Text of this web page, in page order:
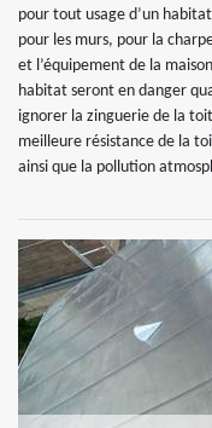
pour tout usage d’un
pour les murs, pour la
et l’équipement de la
habitat seront en danger
ignorer la zinguerie de la
meilleure résistance de la
ainsi que la pollution